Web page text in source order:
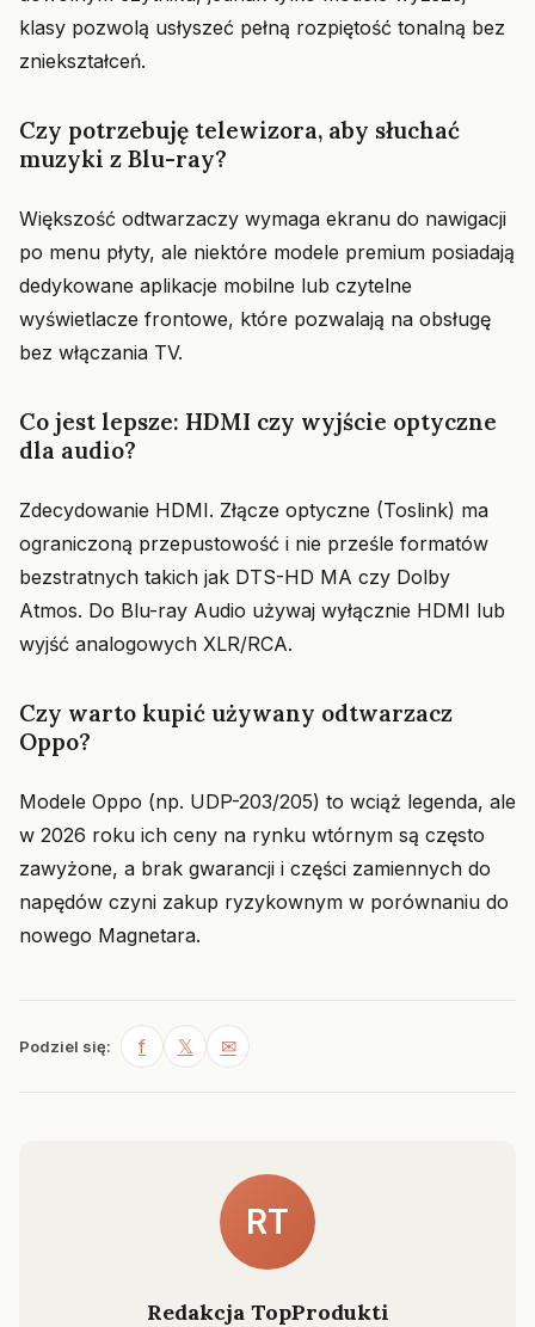
klasy pozwolą usłyszeć pełną rozpiętość tonalną bez
zniekształceń.
Czy potrzebuję telewizora, aby słuchać
muzyki z Blu-ray?
Większość odtwarzaczy wymaga ekranu do nawigacji
po menu płyty, ale niektóre modele premium posiadają
dedykowane aplikacje mobilne lub czytelne
wyświetlacze frontowe, które pozwalają na obsługę
bez włączania TV.
Co jest lepsze: HDMI czy wyjście optyczne
dla audio?
Zdecydowanie HDMI. Złącze optyczne (Toslink) ma
ograniczoną przepustowość i nie prześle formatów
bezstratnych takich jak DTS-HD MA czy Dolby
Atmos. Do Blu-ray Audio używaj wyłącznie HDMI lub
wyjść analogowych XLR/RCA.
Czy warto kupić używany odtwarzacz
Oppo?
Modele Oppo (np. UDP-203/205) to wciąż legenda, ale
w 2026 roku ich ceny na rynku wtórnym są często
zawyżone, a brak gwarancji i części zamiennych do
napędów czyni zakup ryzykownym w porównaniu do
nowego Magnetara.
Podziel się: f 𝕏 ✉
RT
Redakcja TopProdukti